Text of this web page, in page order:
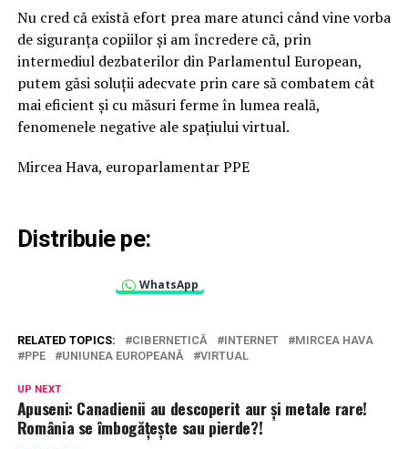
Nu cred că există efort prea mare atunci când vine vorba
de siguranța copiilor și am încredere că, prin
intermediul dezbaterilor din Parlamentul European,
putem găsi soluții adecvate prin care să combatem cât
mai eficient și cu măsuri ferme în lumea reală,
fenomenele negative ale spațiului virtual.
Mircea Hava, europarlamentar PPE
Distribuie pe:
WhatsApp
RELATED TOPICS: CIBERNETICĂ INTERNET
MIRCEA HAVA
PPE
UNIUNEA EUROPEANĂ VIRTUAL
UP NEXT
Apuseni: Canadienii au descoperit aur și metale rare!
România se îmbogățește sau pierde?!